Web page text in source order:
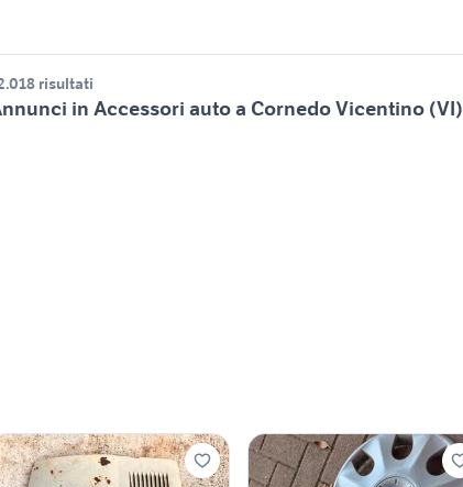
risultati
in Accessori auto a Cornedo Vicentino (VI)